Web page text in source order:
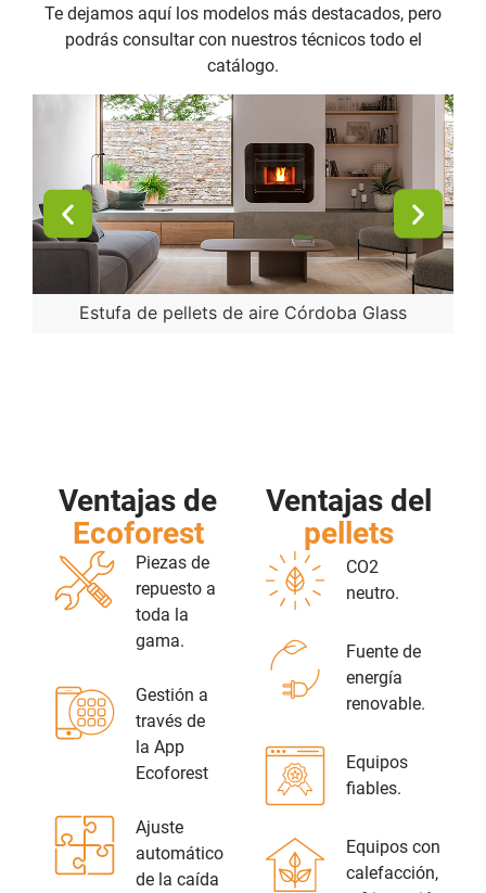
Te dejamos aquí los modelos más destacados, pero
podrás consultar con nuestros técnicos todo el
catálogo.
Estufa de pellets de aire Córdoba Glass
Ventajas de
Ecoforest
Piezas de
repuesto a
toda la
gama.
Gestión a
través de
la App
Ecoforest
Ajuste
automático
de la caída
Ventajas del
pellets
CO2
neutro.
Fuente de
energía
renovable.
Equipos
fiables.
Equipos con
calefacción,